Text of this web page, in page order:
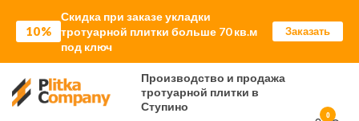
10%
Скидка при заказе укладки
тротуарной плитки больше 70 кв.м
под ключ
Заказать
Производство и продажа
тротуарной плитки в
Ступино
0